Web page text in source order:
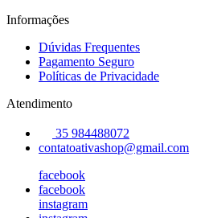
Informações
Dúvidas Frequentes
Pagamento Seguro
Políticas de Privacidade
Atendimento
35 984488072
contatoativashop@gmail.com
facebook
facebook
instagram